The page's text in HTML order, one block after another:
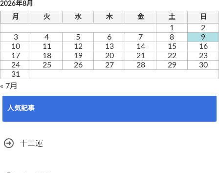
2026年8月
月
火 水 木 金 土 日
1
2
3
4 5 6 7 8
9
10
11 12 13 14 15
16
17
18 19 20 21 22
23
24
25 26 27 28 29
30
31
« 7月
人気記事
十二運